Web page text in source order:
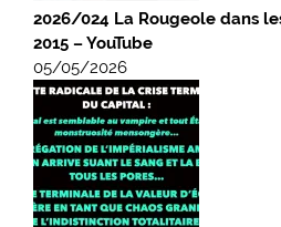
2026/024 La Rougeole dans
2015 – YouTube
05/05/2026